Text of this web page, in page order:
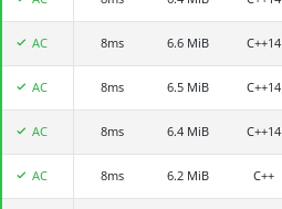
AC 王梓谦
8ms 6.6 MiB C++14
AC 杨育权
8ms 6.5 MiB C++14
AC 张晨熙
8ms 6.4 MiB C++14
AC chenyihan
8ms 6.2 MiB C++